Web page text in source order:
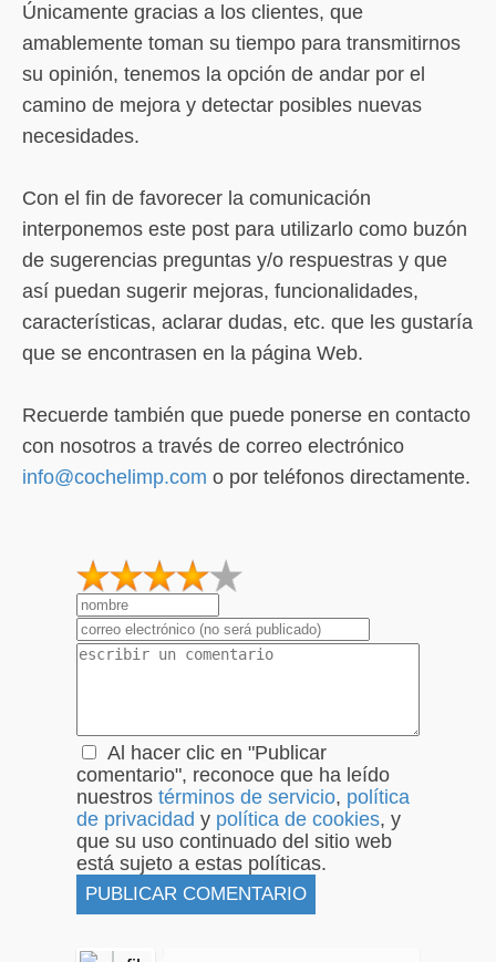
Únicamente gracias a los clientes, que
amablemente toman su tiempo para transmitirnos
su opinión, tenemos la opción de andar por el
camino de mejora y detectar posibles nuevas
necesidades.
Con el fin de favorecer la comunicación
interponemos este post para utilizarlo como buzón
de sugerencias preguntas y/o respuestras y que
así puedan sugerir mejoras, funcionalidades,
características, aclarar dudas, etc. que les gustaría
que se encontrasen en la página Web.
Recuerde también que puede ponerse en contacto
con nosotros a través de correo electrónico
info@cochelimp.com o por teléfonos directamente.
2
1
Al hacer clic en "Publicar
comentario", reconoce que ha leído
nuestros términos de servicio, política
de privacidad y política de cookies, y
que su uso continuado del sitio web
está sujeto a estas políticas.